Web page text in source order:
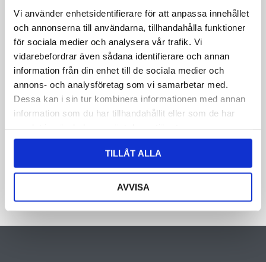
Vi använder enhetsidentifierare för att anpassa innehållet
och annonserna till användarna, tillhandahålla funktioner
för sociala medier och analysera vår trafik. Vi
vidarebefordrar även sådana identifierare och annan
information från din enhet till de sociala medier och
annons- och analysföretag som vi samarbetar med.
Dessa kan i sin tur kombinera informationen med annan
information som du har tillhandahållit eller som de har
TILLÅT ALLA
AVVISA
Genom att skicka formuläret godkänner du att vi sparar
information om dig. Läs mer om hur vi behandlar dina
personuppgifter i vår integritetspolicy.